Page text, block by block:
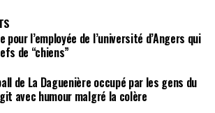
pour l’employée de l’université d’Angers qui
de “chiens”
de La Daguenière occupé par les gens du
avec humour malgré la colère